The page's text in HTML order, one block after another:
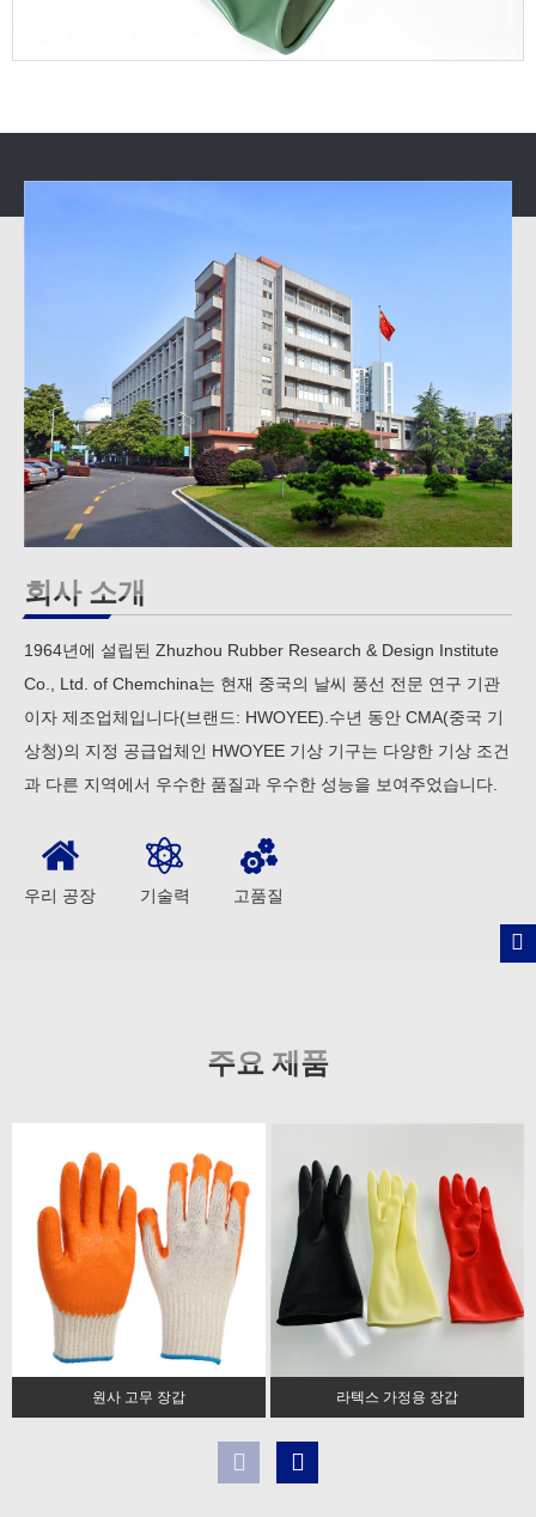
회사 소개
1964년에 설립된 Zhuzhou Rubber Research & Design Institute
Co., Ltd. of Chemchina는 현재 중국의 날씨 풍선 전문 연구 기관
이자 제조업체입니다(브랜드: HWOYEE).수년 동안 CMA(중국 기
상청)의 지정 공급업체인 HWOYEE 기상 기구는 다양한 기상 조건
과 다른 지역에서 우수한 품질과 우수한 성능을 보여주었습니다.
우리 공장 기술력 고품질
주요 제품
원사 고무 장갑 라텍스 가정용 장갑